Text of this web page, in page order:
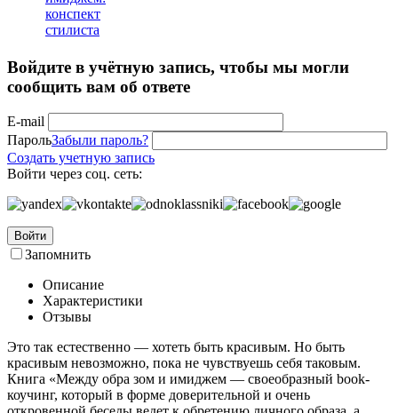
Войдите в учётную запись, чтобы мы могли
сообщить вам об ответе
E-mail
ПарольЗабыли пароль?
Создать учетную запись
Войти через соц. сеть:
Войти
Запомнить
Описание
Характеристики
Отзывы
Это так естественно — хотеть быть красивым. Но быть
красивым невозможно, пока не чувствуешь себя таковым.
Книга «Между обра зом и имиджем — своеобразный book-
коучинг, который в форме доверительной и очень